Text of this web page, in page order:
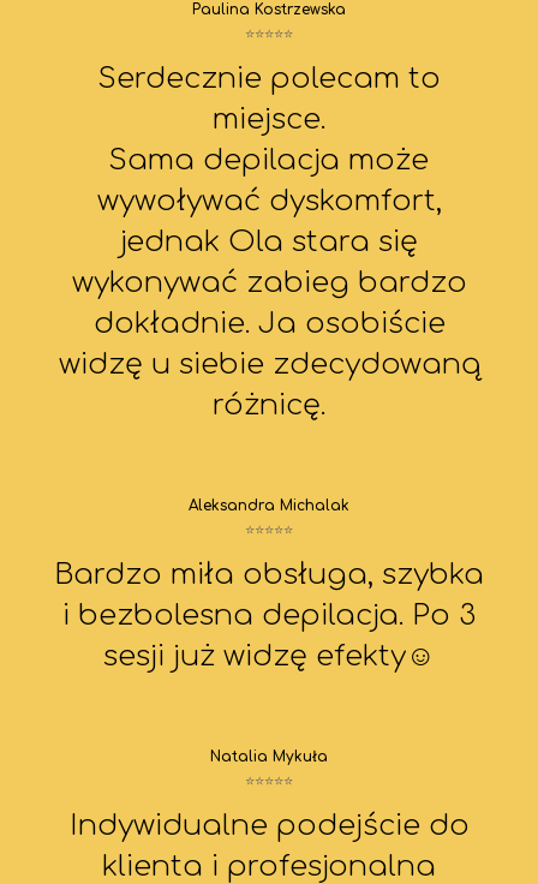
Paulina Kostrzewska
⭐⭐⭐⭐⭐
Serdecznie polecam to
miejsce.
Sama depilacja może
wywoływać dyskomfort,
jednak Ola stara się
wykonywać zabieg bardzo
dokładnie. Ja osobiście
widzę u siebie zdecydowaną
różnicę.
Aleksandra Michalak
⭐⭐⭐⭐⭐
Bardzo miła obsługa, szybka
i bezbolesna depilacja. Po 3
sesji już widzę efekty☺️
Natalia Mykuła
⭐⭐⭐⭐⭐
Indywidualne podejście do
klienta i profesjonalna